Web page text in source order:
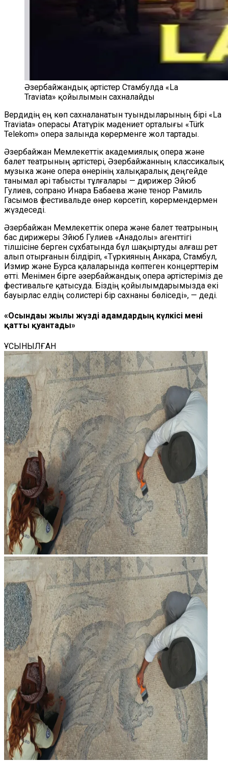
Әзербайжандық әртістер Стамбулда «La
Traviata» қойылымын сахналайды
Вердидің ең көп сахналанатын туындыларының бірі «La
Traviata» операсы Ататүрік мәдениет орталығы «Türk
Telekom» опера залында көрерменге жол тартады.
Әзербайжан Мемлекеттік академиялық опера және
балет театрының әртістері, Әзербайжанның классикалық
музыка және опера өнерінің халықаралық деңгейде
танымал әрі табысты тұлғалары — дирижер Эйюб
Гулиев, сопрано Инара Бабаева және тенор Рамиль
Гасымов фестивальде өнер көрсетіп, көрермендермен
жүздеседі.
Әзербайжан Мемлекеттік опера және балет театрының
бас дирижеры Эйюб Гулиев «Анадолы» агенттігі
тілшісіне берген сұхбатында бұл шақыртуды алғаш рет
алып отырғанын білдіріп, «Түркияның Анкара, Стамбул,
Измир және Бурса қалаларында көптеген концерттерім
өтті. Менімен бірге әзербайжандық опера әртістеріміз де
фестивальге қатысуда. Біздің қойылымдарымызда екі
бауырлас елдің солистері бір сахнаны бөліседі», — деді.
«Осындағы жылы жүзді адамдардың күлкісі мені
қатты қуантады»
ҰСЫНЫЛҒАН